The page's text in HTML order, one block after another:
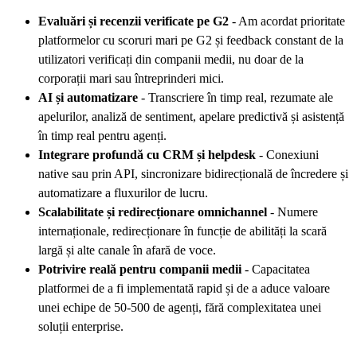
Evaluări și recenzii verificate pe G2 - Am acordat prioritate
platformelor cu scoruri mari pe G2 și feedback constant de la
utilizatori verificați din companii medii, nu doar de la
corporații mari sau întreprinderi mici.
AI și automatizare - Transcriere în timp real, rezumate ale
apelurilor, analiză de sentiment, apelare predictivă și asistență
în timp real pentru agenți.
Integrare profundă cu CRM și helpdesk - Conexiuni
native sau prin API, sincronizare bidirecțională de încredere și
automatizare a fluxurilor de lucru.
Scalabilitate și redirecționare omnichannel - Numere
internaționale, redirecționare în funcție de abilități la scară
largă și alte canale în afară de voce.
Potrivire reală pentru companii medii- Capacitatea
platformei de a fi implementată rapid și de a aduce valoare
unei echipe de 50-500 de agenți, fără complexitatea unei
soluții enterprise.